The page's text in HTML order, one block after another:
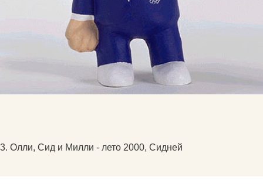
3. Олли, Сид и Милли - лето 2000, Сидней